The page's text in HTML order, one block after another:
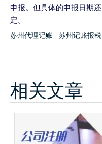
申报。但具体的申报日期
定。
苏州代理记账 苏州记账报税
相关文章